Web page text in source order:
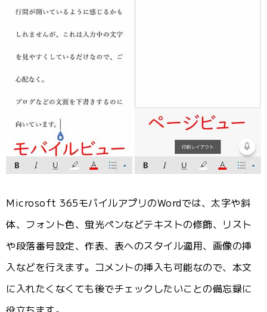
Microsoft 365モバイルアプリのWordでは、太字や斜
体、フォント色、蛍光ペンなどテキストの修飾、リスト
や段落番号設定、作表、表へのスタイル適用、画像の挿
入などを行えます。コメントの挿入も可能なので、本文
に入れたくなくても後でチェックしたいことの備忘録に